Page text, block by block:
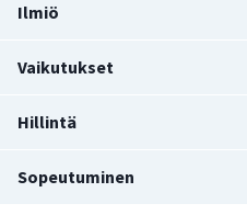
Ilmiö
Vaikutukset
Hillintä
Sopeutuminen